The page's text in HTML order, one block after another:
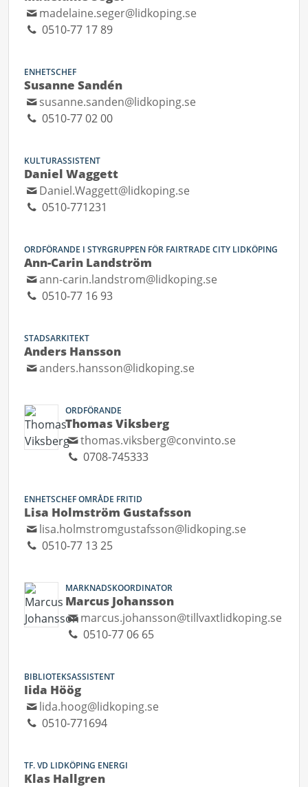
madelaine.seger@lidkoping.se
0510-77 17 89
ENHETSCHEF
Susanne Sandén
susanne.sanden@lidkoping.se
0510-77 02 00
KULTURASSISTENT
Daniel Waggett
Daniel.Waggett@lidkoping.se
0510-771231
ORDFÖRANDE I STYRGRUPPEN FÖR FAIRTRADE CITY LIDKÖPING
Ann-Carin Landström
ann-carin.landstrom@lidkoping.se
0510-77 16 93
STADSARKITEKT
Anders Hansson
anders.hansson@lidkoping.se
ORDFÖRANDE
Thomas Viksberg
thomas.viksberg@convinto.se
0708-745333
ENHETSCHEF OMRÅDE FRITID
Lisa Holmström Gustafsson
lisa.holmstromgustafsson@lidkoping.se
0510-77 13 25
MARKNADSKOORDINATOR
Marcus Johansson
marcus.johansson@tillvaxtlidkoping.se
0510-77 06 65
BIBLIOTEKSASSISTENT
Iida Höög
lida.hoog@lidkoping.se
0510-771694
TF. VD LIDKÖPING ENERGI
Klas Hallgren